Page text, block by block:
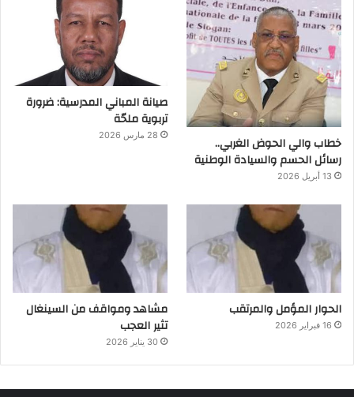
خطاب والي الحوض الغربي..
رسائل الحسم والسيادة الوطنية
13 أبريل 2026
صيانة المباني المدرسية: ضرورة
تربوية ملحّة
28 مارس 2026
الحوار المؤمل والمرتقب
16 فبراير 2026
مشاهد ومواقف من السينغال
تثير العجب
30 يناير 2026